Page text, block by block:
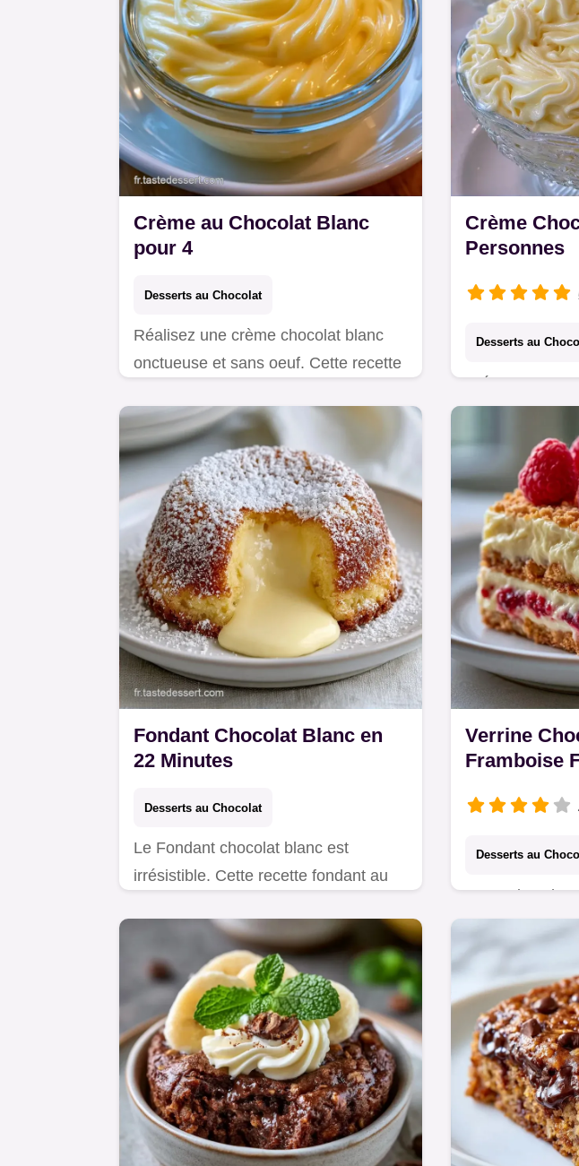
Crème au Chocolat Blanc
pour 4
Desserts au Chocolat
Réalisez une crème chocolat blanc
onctueuse et sans oeuf. Cette recette
calculateur de portions. Prête en
2h10.
Crème
Personnes
Desserts au
Préparez une
onctueuse.
chocolat blanc
Inclus : un
Prêt en 4h
Fondant Chocolat Blanc en
22 Minutes
Desserts au Chocolat
Le Fondant chocolat blanc est
irrésistible. Cette recette fondant au
tableau des températures. Prêt en 22
minutes.
Verrine
Framboise
Desserts au
La Verrine
allie douceur et
chocolat blanc
inclut un
en 15 min.